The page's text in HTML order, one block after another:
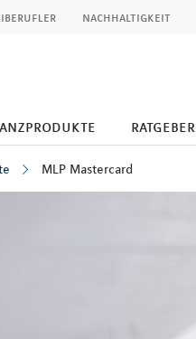
nachhaltigkeit
ratgeber
MLP Mastercard